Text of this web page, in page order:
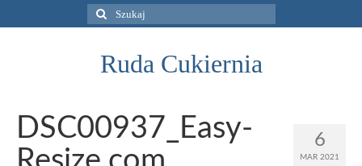
Szuklaj
w:
Ruda Cukiernia
6
MAR 2021
DSC00937_Easy-